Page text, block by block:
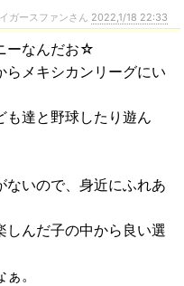
ガースファンさん 2022,1/18 22:33
ーなんだお☆
らメキシカンリーグにい
も達と野球したり遊ん
ないので、身近にふれあ
しんだ子の中から良い選
。